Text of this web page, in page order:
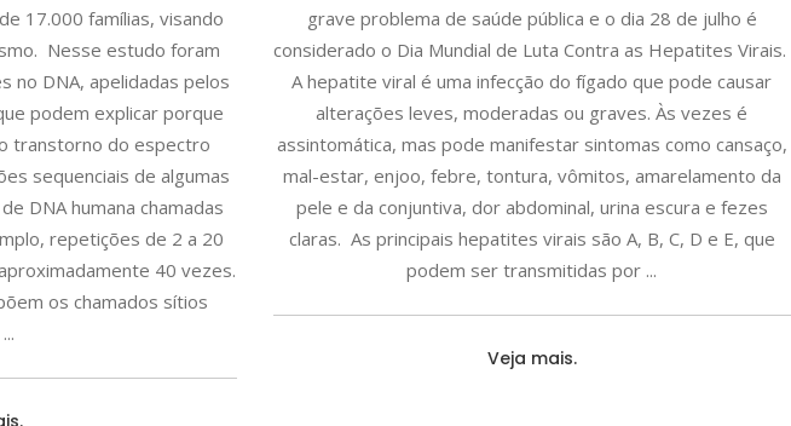
17.000 famílias, visando
Nesse estudo foram
no DNA, apelidadas pelos
podem explicar porque
transtorno do espectro
sequenciais de algumas
DNA humana chamadas
repetições de 2 a 20
40 vezes.
os chamados sítios
grave problema de saúde pública e o dia 28 de julho é
considerado o Dia Mundial de Luta Contra as Hepatites Virais.
A hepatite viral é uma infecção do fígado que pode causar
alterações leves, moderadas ou graves. Às vezes é
assintomática, mas pode manifestar sintomas como cansaço,
mal-estar, enjoo, febre, tontura, vômitos, amarelamento da
pele e da conjuntiva, dor abdominal, urina escura e fezes
claras. As principais hepatites virais são A, B, C, D e E, que
podem ser transmitidas por
Veja mais.